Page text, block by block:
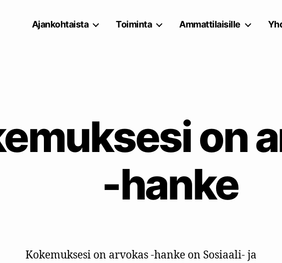
Ajankohtaista Toiminta Ammattilaisille
on
-hanke
Kokemuksesi on arvokas -hanke on Sosiaali- ja